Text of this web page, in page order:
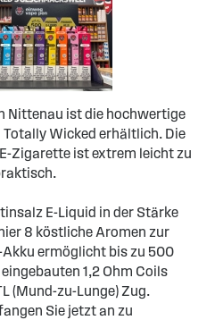
Nittenau ist die hochwertige
Wicked erhältlich. Die
Zigarette ist extrem leicht zu
E-Liquid in der Stärke
8 köstliche Aromen zur
ermöglicht bis zu 500
1,2 Ohm Coils
(Mund-zu-Lunge) Zug.
Sie jetzt an zu